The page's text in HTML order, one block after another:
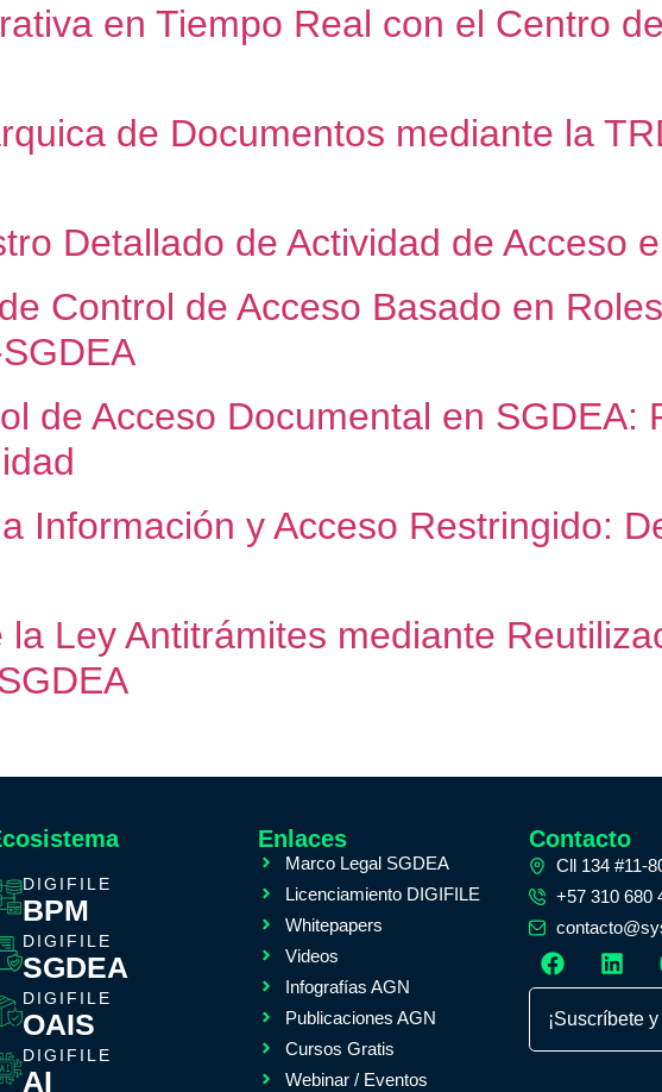
en Tiempo Real con el Centro
de Documentos mediante la
Detallado de Actividad de Acceso
Control de Acceso Basado en
de Acceso Documental en SGDEA:
Información y Acceso Restringido:
Ley Antitrámites mediante
DIGIFILE
BPM
DIGIFILE
SGDEA
DIGIFILE
OAIS
DIGIFILE
AI
Enlaces
Marco Legal SGDEA
Licenciamiento DIGIFILE
Whitepapers
Videos
Infografías AGN
Publicaciones AGN
Cursos Gratis
Webinar / Eventos
Contacto
Cll 134 #11-
+57 310 680
¡Suscríbete